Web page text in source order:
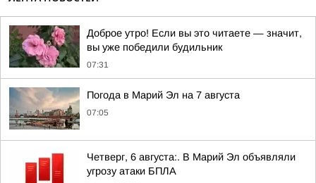
Доброе утро! Если вы это читаете — значит,
вы уже победили будильник
07:31
Погода в Марий Эл на 7 августа
07:05
Четверг, 6 августа:. В Марий Эл объявляли
угрозу атаки БПЛА